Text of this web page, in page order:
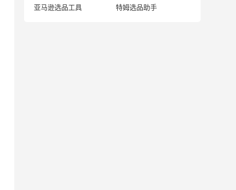
亚马逊选品工具
特姆选品助手